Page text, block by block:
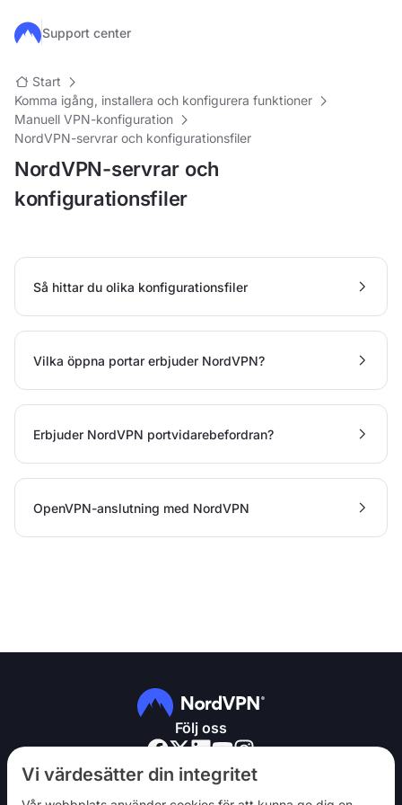
Vi värdesätter din integritet
Hoppa till huvudinnehåll
Support center
Start
Komma igång, installera och konfigurera funktioner
Manuell VPN-konfiguration
NordVPN-servrar och konfigurationsfiler
NordVPN-servrar och
konfigurationsfiler
Så hittar du olika konfigurationsfiler
Vilka öppna portar erbjuder NordVPN?
Erbjuder NordVPN portvidarebefordran?
OpenVPN-anslutning med NordVPN
Följ oss